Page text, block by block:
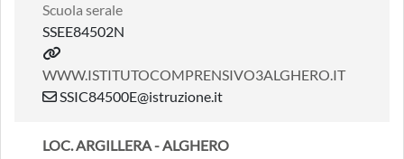
Scuola serale
SSEE84502N
WWW.ISTITUTOCOMPRENSIVO3ALGHERO.IT
SSIC84500E@istruzione.it
LOC. ARGILLERA - ALGHERO